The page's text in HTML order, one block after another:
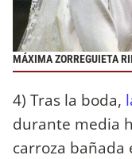
MÁXIMA ZORREGUIETA
4) Tras la boda,
durante media
carroza bañada